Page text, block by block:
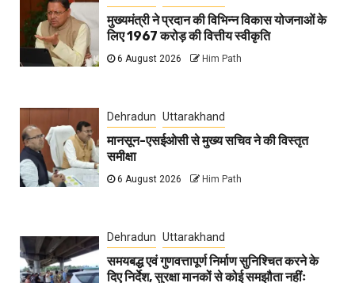
मुख्यमंत्री ने प्रदान की विभिन्न विकास योजनाओं के
लिए 1967 करोड़ की वित्तीय स्वीकृति
6 August 2026 Him Path
Dehradun Uttarakhand
मानसून-एसईओसी से मुख्य सचिव ने की विस्तृत
समीक्षा
6 August 2026 Him Path
Dehradun Uttarakhand
समयबद्ध एवं गुणवत्तापूर्ण निर्माण सुनिश्चित करने के
दिए निर्देश, सुरक्षा मानकों से कोई समझौता नहींः